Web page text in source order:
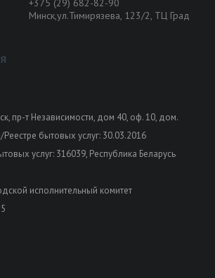
+375 (29) 682-82-90
Минск,ул.Тимирязева, 123/2, ТЦ Град
пр-т Независимости, дом 40, оф. 10, дом.
бытовых услуг: 30.03.2016
услуг: 316039, Республика Беларусь
исполнительный комитет